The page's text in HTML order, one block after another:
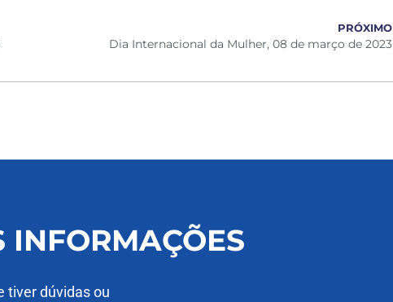
PRÓXIMO
Dia Internacional da Mulher, 08 de março de 2023
INFORMAÇÕES
tiver dúvidas ou